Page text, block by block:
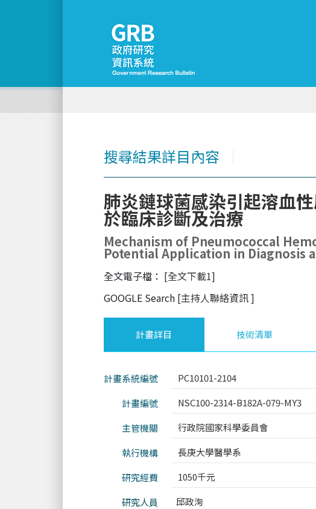
搜尋結果詳目內容
肺炎鏈球菌感染引起溶血
於臨床診斷及治療
Mechanism of Pneumococcal
Potential Application in Diagnosis
全文電子檔： [全文下載1]
GOOGLE Search [主持人聯絡資訊]
計畫詳目 技術清單
計畫系統編號 PC10101-2104
計畫編號
NSC100-2314-B182A-079-MY3
主管機關
行政院國家科學委員會
執行機構
長庚大學醫學系
研究經費
1050千元
研究人員
邱政洵